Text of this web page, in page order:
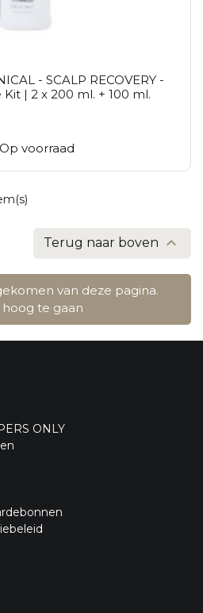
- SCALP RECOVERY -
| 2 x 200 ml. + 100 ml.
Op voorraad
Terug naar boven 
van deze pagina.
te gaan
ONLY